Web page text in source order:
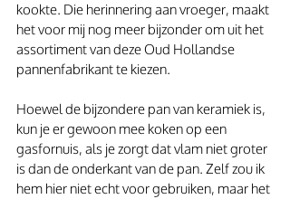
kookte. Die herinnering aan vroeger, maakt
het voor mij nog meer bijzonder om uit het
assortiment van deze Oud Hollandse
pannenfabrikant te kiezen.
Hoewel de bijzondere pan van keramiek is,
kun je er gewoon mee koken op een
gasfornuis, als je zorgt dat vlam niet groter
is dan de onderkant van de pan. Zelf zou ik
hem hier niet echt voor gebruiken, maar het